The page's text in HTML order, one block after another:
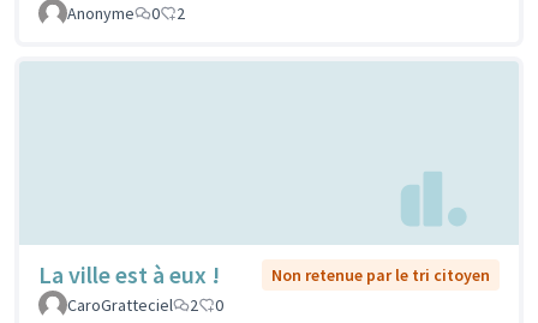
Anonyme
0 2
La ville est à eux !
Non retenue par le tri citoyen
CaroGratteciel
2 0